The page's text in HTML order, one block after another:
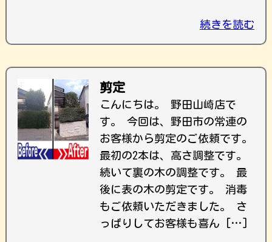
続きを読む
剪定
こんにちは。 野田山崎店で
す。 今回は、野田市の常連の
お客様から剪定のご依頼です。
最初の2本は、高さ調整です。
続いて裏の木の調整です。 最
後に表の木の剪定です。 消毒
もご依頼いただきました。 さ
っぱりしてお客様も喜ん […]